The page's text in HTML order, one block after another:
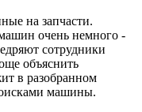
на запчасти.
очень немного -
сотрудники
объяснить
в разобранном
машины.